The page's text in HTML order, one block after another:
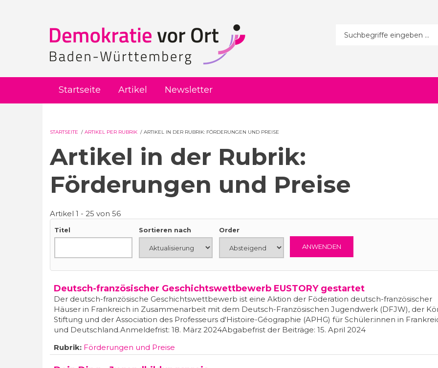
Suchformular
Startseite Artikel Newsletter
STARTSEITE / ARTIKEL PER RUBRIK / ARTIKEL IN DER RUBRIK: FÖRDERUNGEN UND PREISE
Artikel in der Rubrik:
Förderungen und Preise
Artikel 1 - 25 von 56
Titel Sortieren nach Order
Deutsch-französischer Geschichtswettbewerb EUSTORY gestartet
Der deutsch-französische Geschichtswettbewerb ist eine Aktion der Föderation deutsch-französischer
Häuser in Frankreich in Zusammenarbeit mit dem Deutsch-Französischen Jugendwerk (DFJW), der
Stiftung und der Association des Professeurs d'Histoire-Géographie (APHG) für Schüler:innen in
und Deutschland.Anmeldefrist: 18. März 2024Abgabefrist der Beiträge: 15. April 2024
Rubrik: Förderungen und Preise